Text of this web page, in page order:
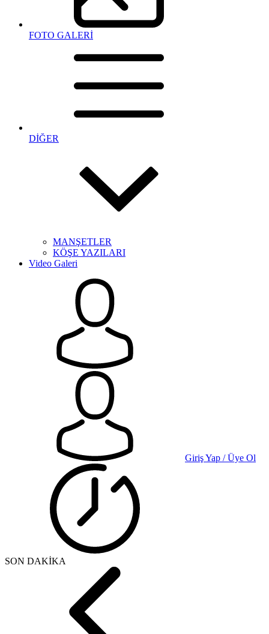
FOTO GALERİ
DİĞER
MANŞETLER
KÖŞE YAZILARI
Video Galeri
Giriş Yap / Üye Ol
SON DAKİKA